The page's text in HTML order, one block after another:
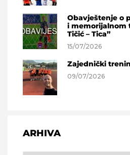
Obavještenje o
i memorijalnom
Tičić – Tica”
15/07/2026
Zajednički
09/07/2026
ARHIVA